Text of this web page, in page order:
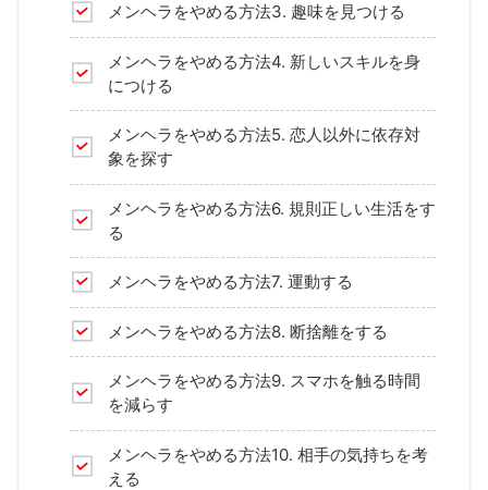
メンヘラをやめる方法3. 趣味を見つける
メンヘラをやめる方法4. 新しいスキルを身
につける
メンヘラをやめる方法5. 恋人以外に依存対
象を探す
メンヘラをやめる方法6. 規則正しい生活をす
る
メンヘラをやめる方法7. 運動する
メンヘラをやめる方法8. 断捨離をする
メンヘラをやめる方法9. スマホを触る時間
を減らす
メンヘラをやめる方法10. 相手の気持ちを考
える